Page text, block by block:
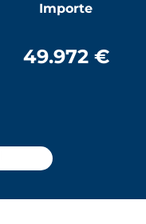
Importe
49.972 €